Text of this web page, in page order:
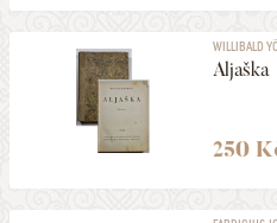
WILLIBALD
Aljaška
250